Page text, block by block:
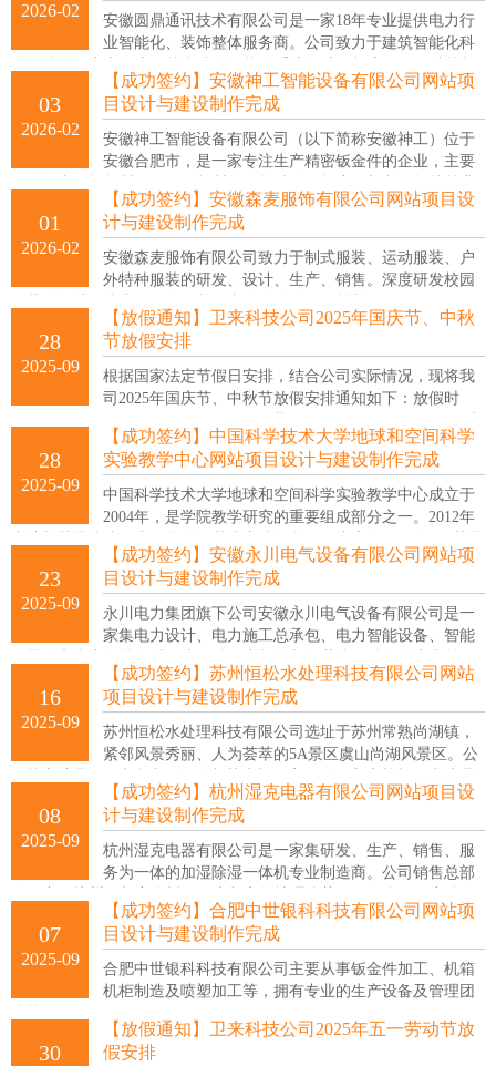
领域。
2026-02
安徽圆鼎通讯技术有限公司是一家18年专业提供电力行
业智能化、装饰整体服务商。公司致力于建筑智能化科
系统集成、安防工程等相关系统的设计、施工和开发，倾力打造绿色
节能、高效低耗、安全稳定、高可用的新一代“绿色数据中心”和“高能
效的建筑智能化系统工程”。
03
2026-02
【成功签约】安徽神工智能设备有限公司网站项
目设计与建设制作完成
安徽神工智能设备有限公司（以下简称安徽神工）位于
安徽合肥市，是一家专注生产精密钣金件的企业，主要
标精密钣金件定制加工，产品包括通讯机箱、新能源储能机柜、智能
家居配件等。
01
2026-02
【成功签约】安徽森麦服饰有限公司网站项目设
计与建设制作完成
安徽森麦服饰有限公司致力于制式服装、运动服装、户
外特种服装的研发、设计、生产、销售。深度研发校园
28
2025-09
【放假通知】卫来科技公司2025年国庆节、中秋
节放假安排
根据国家法定节假日安排，结合公司实际情况，现将我
司2025年国庆节、中秋节放假安排通知如下：放假时
办公与服务，10 月 9 日（周四）起恢复正常办公与服务。在此期间，
公司部分业务将暂停服务，如您有紧急事务需要办理，请联系值班及
业务技术：王工 150 5696 8972。
28
2025-09
【成功签约】中国科学技术大学地球和空间科学
实验教学中心网站项目设计与建设制作完成
中国科学技术大学地球和空间科学实验教学中心成立于
2004年，是学院教学研究的重要组成部分之一。2012年
校级教学建设项目，围绕教学环境升级、仪器设备更新、教学课程完
善、师资队伍建设等方面开展了一系列工作。
23
2025-09
【成功签约】安徽永川电气设备有限公司网站项
目设计与建设制作完成
永川电力集团旗下公司安徽永川电气设备有限公司是一
家集电力设计、电力施工总承包、电力智能设备、智能
产业链一体化的综合性集团企业。
16
2025-09
【成功签约】苏州恒松水处理科技有限公司网站
项目设计与建设制作完成
苏州恒松水处理科技有限公司选址于苏州常熟尚湖镇，
紧邻风景秀丽、人为荟萃的5A景区虞山尚湖风景区。公
行业，成为中国GMP水系统品牌综合服务商、中国标准化品牌工业纯
水设备制造商。
08
2025-09
【成功签约】杭州湿克电器有限公司网站项目设
计与建设制作完成
杭州湿克电器有限公司是一家集研发、生产、销售、服
务为一体的加湿除湿一体机专业制造商。公司销售总部
挥卓越的研发技术和生产技术，为各企事业单位、机关团体提供空气
温度、湿度处理解决方案。
07
2025-09
【成功签约】合肥中世银科科技有限公司网站项
目设计与建设制作完成
合肥中世银科科技有限公司主要从事钣金件加工、机箱
机柜制造及喷塑加工等，拥有专业的生产设备及管理团
30
【放假通知】卫来科技公司2025年五一劳动节放
假安排